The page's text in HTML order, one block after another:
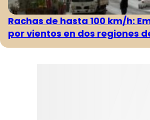
Rachas de hasta 100 km/h:
por vientos en dos regiones